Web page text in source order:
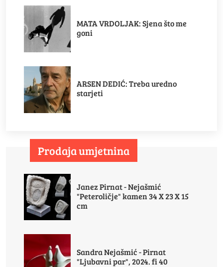
MATA VRDOLJAK: Sjena što me
goni
ARSEN DEDIĆ: Treba uredno
starjeti
Prodaja umjetnina
Janez Pirnat - Nejašmić
"Peteroličje" kamen 34 X 23 X 15
cm
Sandra Nejašmić - Pirnat
"Ljubavni par", 2024. fi 40